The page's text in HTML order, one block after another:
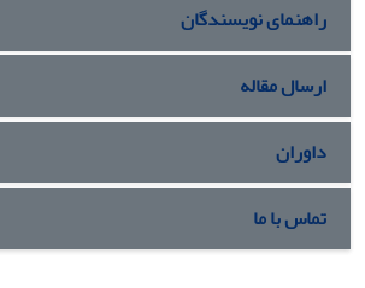
راهنمای نویسندگان
ارسال مقاله
داوران
تماس با ما